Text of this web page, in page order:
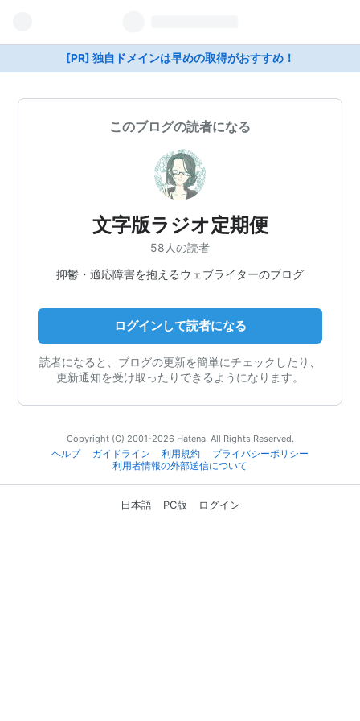
[PR] 独自ドメインは早めの取得がおすすめ！
このブログの読者になる
文字版ラジオ定期便
58人の読者
抑鬱・適応障害を抱えるウェブライターのブログ
ログインして読者になる
読者になると、ブログの更新を簡単にチェックしたり、
更新通知を受け取ったりできるようになります。
Copyright (C) 2001-2026 Hatena. All Rights Reserved.
ヘルプ
ガイドライン 利用規約
プライバシーポリシー
利用者情報の外部送信について
日本語 PC版 ログイン